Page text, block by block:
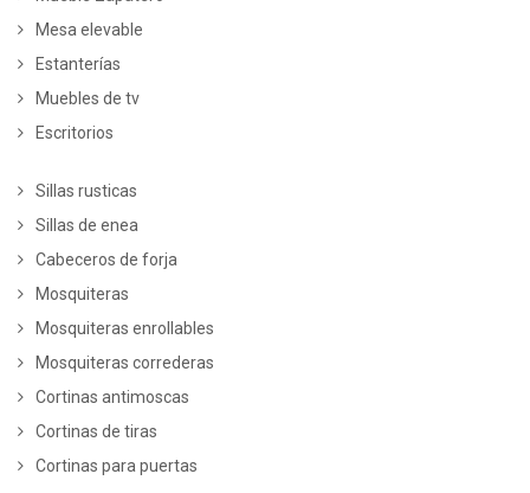
Mesa elevable
Estanterías
Muebles de tv
Escritorios
Sillas rusticas
Sillas de enea
Cabeceros de forja
Mosquiteras
Mosquiteras enrollables
Mosquiteras correderas
Cortinas antimoscas
Cortinas de tiras
Cortinas para puertas